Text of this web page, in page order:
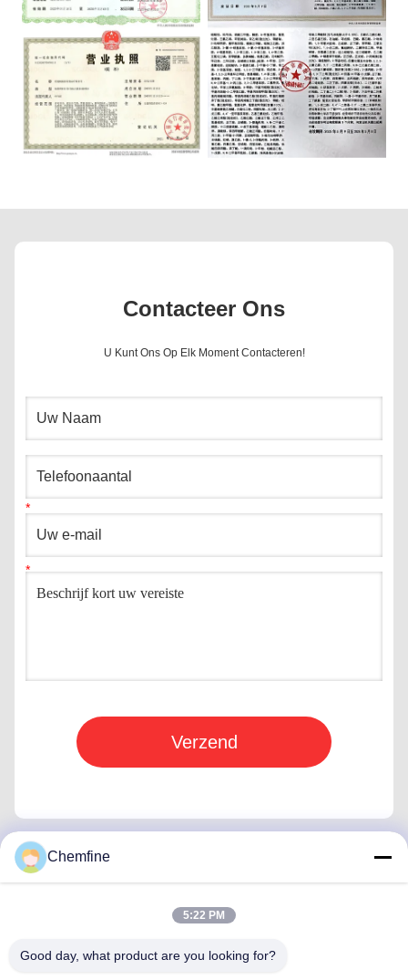
Contacteer Ons
U Kunt Ons Op Elk Moment Contacteren!
Verzend
Zaal 924, Road van No.813 Yinxiu, Wuxi-Stad, Jiangsu,
Chemfine
5:22 PM
Good day, what product are you looking for?